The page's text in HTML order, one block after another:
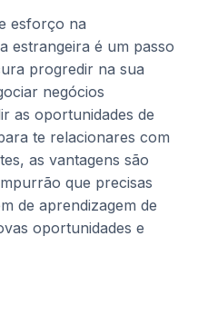
esforço na
estrangeira é um passo
progredir na sua
negócios
as oportunidades de
te relacionares com
as vantagens são
que precisas
de aprendizagem de
oportunidades e